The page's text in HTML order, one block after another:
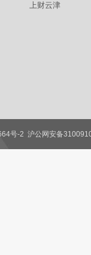
上财云津
号-2 沪公网安备